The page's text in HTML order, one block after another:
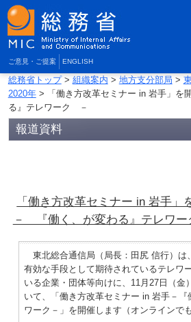
ご意見・ご提案 ENGLISH
総務省トップ> 組織案内 > 地方支分部局 >
2020年> 「働き方改革セミナー in 岩手」を
る』テレワーク －
報道資料
「働き方改革セミナー in 岩手」
－ 『働く、が変わる』テレワ
東北総合通信局（局長：田尻 信行）は
有効な手段として期待されているテレワ
いる企業・団体等向けに、11月27日（金
いて、「働き方改革セミナー in 岩手－『
ワーク－」を開催します（オンラインで